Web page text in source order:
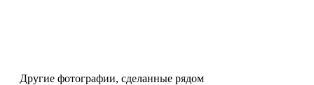
Другие фотографии, сделанные рядом